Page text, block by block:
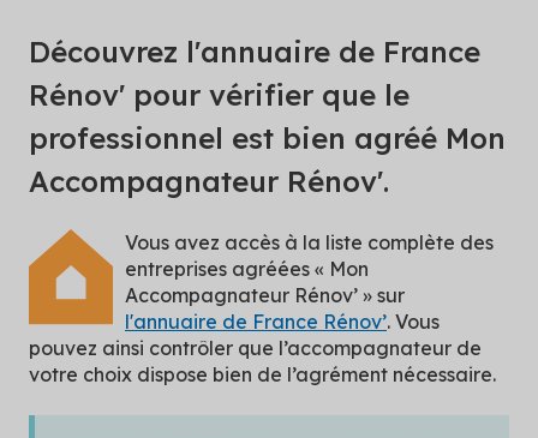
Découvrez l'annuaire de France
Rénov' pour vérifier que le
professionnel est bien agréé Mon
Accompagnateur Rénov'.
Vous avez accès à la liste complète des
entreprises agréées « Mon
Accompagnateur Rénov’ » sur
l'annuaire de France Rénov’. Vous
pouvez ainsi contrôler que l’accompagnateur de
votre choix dispose bien de l’agrément nécessaire.